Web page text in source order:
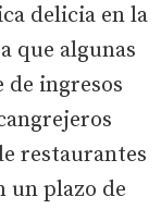
delicia en la
que algunas
ingresos
restaurantes
un plazo de